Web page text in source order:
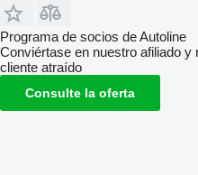
Programa de socios de Autoline
Conviértase en nuestro afiliado
cliente atraído
Consulte la oferta